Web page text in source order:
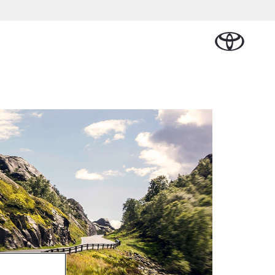
ELEKTRISCH
Vanaf € 32.995,-
Toyota C-HR
OOK ALS PLUG-IN
HYBRIDE
Vraag een brochure aan
Bekijk de verwachte
modellen
Onderdelen
Accessoires
Banden
Werkplaatsafspraak
maken
Contact en
Route
Thuislaadpakketten
Laadpas
laden
Lease
Bedrijfswagens
op maat
Financieren of
Verzekeren
Vraag een
Contact
en Route